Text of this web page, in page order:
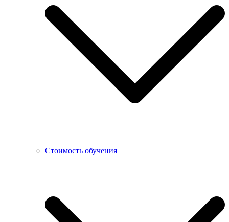
Стоимость обучения